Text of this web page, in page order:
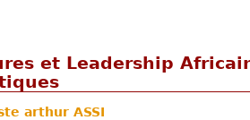
et Leadership
arthur ASSI